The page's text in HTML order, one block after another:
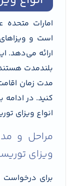
امارات
است و
ارائه می‌دهد.
بلندمدت
مدت زمان
کنید. در ادامه
انواع ویزای
مراحل و
ویزای
برای درخواست